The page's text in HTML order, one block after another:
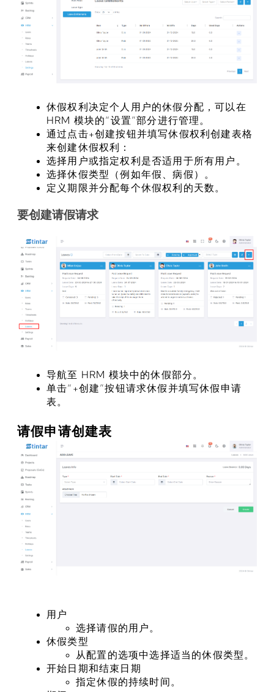
休假权利决定个人用户的休假分配，可以在
HRM 模块的“设置”部分进行管理。
通过点击+创建按钮并填写休假权利创建表格
来创建休假权利：
选择用户或指定权利是否适用于所有用户。
选择休假类型（例如年假、病假）。
定义期限并分配每个休假权利的天数。
要创建请假请求
导航至 HRM 模块中的休假部分。
单击“+创建”按钮请求休假并填写休假申请
表。
请假申请创建表
用户
选择请假的用户。
休假类型
从配置的选项中选择适当的休假类型。
开始日期和结束日期
指定休假的持续时间。